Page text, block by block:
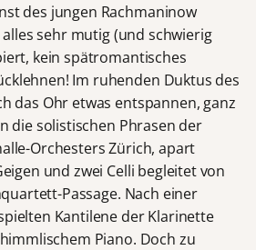
des jungen Rachmaninow
sehr mutig (und schwierig
kein spätromantisches
Im ruhenden Duktus des
das Ohr etwas entspannen, ganz
die solistischen Phrasen der
Orchesters Zürich, apart
und zwei Celli begleitet von
Passage. Nach einer
Kantilene der Klarinette
Piano. Doch zu